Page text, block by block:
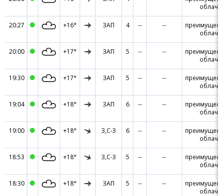
20:27 +16° ЗАП 4 -- --
20:00 +17° ЗАП 5 -- --
19:30 +17° ЗАП 5 -- --
19:04 +18° ЗАП 6 -- --
19:00 +18° З,С-З 6 -- --
18:53 +18° З,С-З 5 -- --
18:30 +18° ЗАП 5 -- --